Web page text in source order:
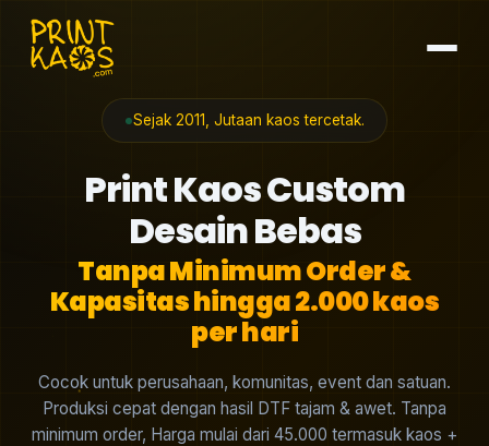
Sejak 2011, Jutaan kaos tercetak.
Print Kaos Custom
Desain Bebas
Tanpa Minimum Order &
Kapasitas hingga 2.000 kaos
per hari
Cocok untuk perusahaan, komunitas, event dan satuan.
Produksi cepat dengan hasil DTF tajam & awet. Tanpa
minimum order, Harga mulai dari 45.000 termasuk kaos +